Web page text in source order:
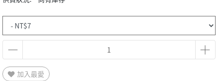
加入最愛